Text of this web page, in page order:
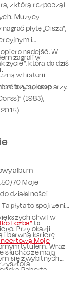
z którą rozpoczął
Muzycy
płytę „Cisza”,
i
nadejść. W
życie”, która do dziś
w historii
milion egzemplarzy.
zagrali w
trzy solowe
(1983),
album
70 Moje
działalności
płyta to spojrzenie
chwil w
Przy okazji
Moje
słuchacze mają
liczba”to
i barwną karierę
tytułem. Wraz
się z wybitnych
Roberta
w Budka Suflera